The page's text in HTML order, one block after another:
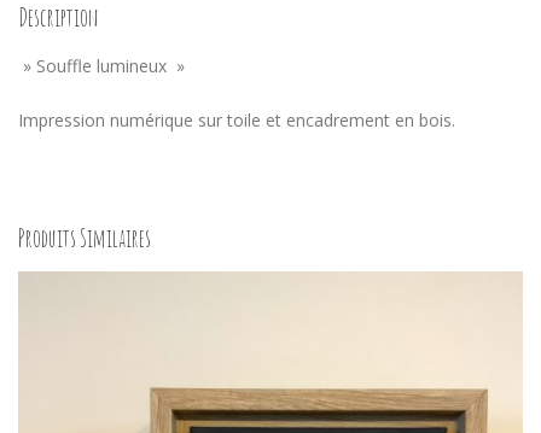
Description
» Souffle lumineux »
Impression numérique sur toile et encadrement en bois.
Produits Similaires